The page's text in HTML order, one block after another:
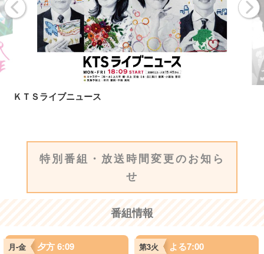
ＫＴＳライブニュース
特別番組・放送時間変更のお知ら
せ
番組情報
月-金 夕方 6:09 第3火 よる7:00